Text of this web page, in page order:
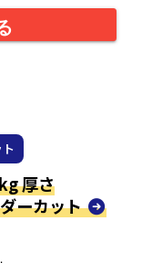
厚さ
ーカット